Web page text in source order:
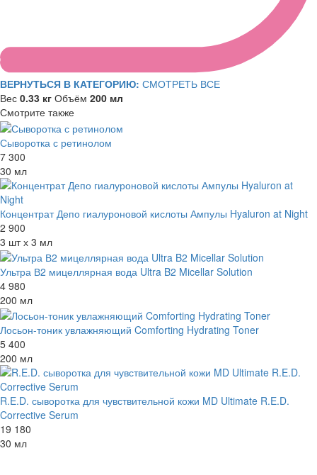
ВЕРНУТЬСЯ В КАТЕГОРИЮ: СМОТРЕТЬ ВСЕ
Вес 0.33 кг Объём 200 мл
Смотрите также
Сыворотка с ретинолом
7 300
30 мл
Концентрат Депо гиалуроновой кислоты Ампулы Hyaluron at Night
2 900
3 шт х 3 мл
Ультра В2 мицеллярная вода Ultra B2 Micellar Solution
4 980
200 мл
Лосьон-тоник увлажняющий Comforting Hydrating Toner
5 400
200 мл
R.E.D. сыворотка для чувствительной кожи MD Ultimate R.E.D.
Corrective Serum
19 180
30 мл